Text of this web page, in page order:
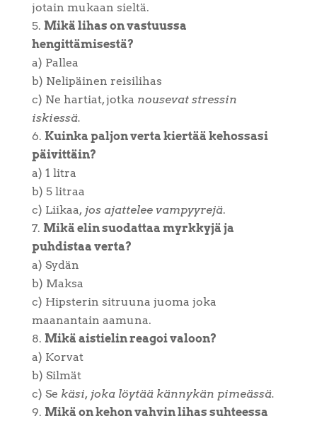
jotain mukaan sieltä.
Mikä lihas on vastuussa
hengittämisestä?
a) Pallea
b) Nelipäinen reisilihas
c) Ne hartiat, jotka nousevat stressin
iskiessä.
Kuinka paljon verta kiertää kehossasi
päivittäin?
a) 1 litra
b) 5 litraa
c) Liikaa, jos ajattelee vampyyrejä.
Mikä elin suodattaa myrkkyjä ja
puhdistaa verta?
a) Sydän
b) Maksa
c) Hipsterin sitruuna juoma joka
maanantain aamuna.
Mikä aistielin reagoi valoon?
a) Korvat
b) Silmät
c) Se käsi, joka löytää kännykän pimeässä.
Mikä on kehon vahvin lihas suhteessa